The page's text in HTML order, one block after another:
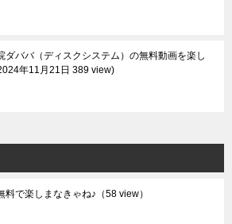
ダババ（ディスクシステム）の無料動画を楽し
年11月21日 389 view
料で楽しまなきゃね♪ （58 view）